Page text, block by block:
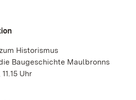
Historismus
Baugeschichte Maulbronns
Uhr